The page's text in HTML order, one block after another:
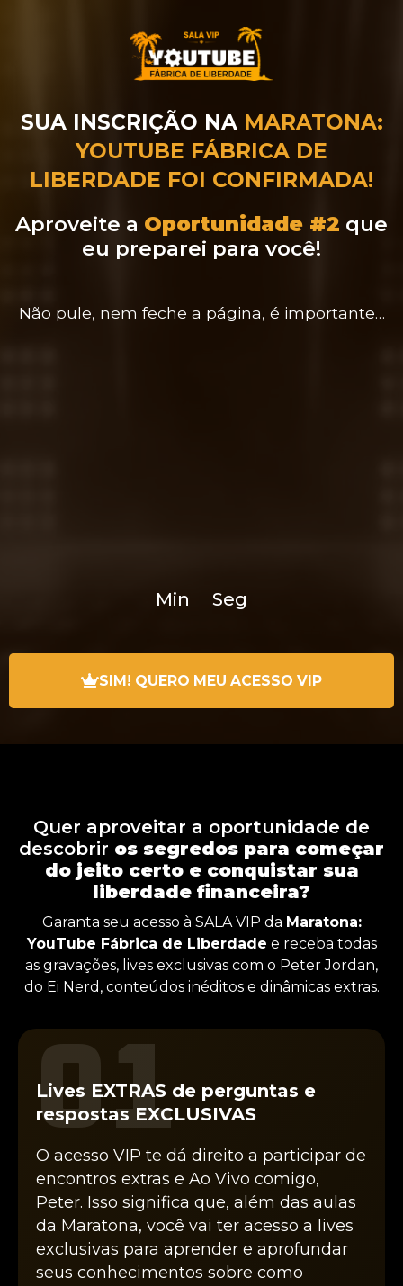
SUA INSCRIÇÃO NA MARATONA:
YOUTUBE FÁBRICA DE
LIBERDADE FOI CONFIRMADA!
Aproveite a Oportunidade #2 que
eu preparei para você!
Não pule, nem feche a página, é importante…
Min Seg
SIM! QUERO MEU ACESSO VIP
Quer aproveitar a oportunidade de
descobrir os segredos para começar
do jeito certo e conquistar sua
liberdade financeira?
Garanta seu acesso à SALA VIP da Maratona:
YouTube Fábrica de Liberdade e receba todas
as gravações, lives exclusivas com o Peter Jordan,
do Ei Nerd, conteúdos inéditos e dinâmicas extras.
01
Lives EXTRAS de perguntas e
respostas EXCLUSIVAS
O acesso VIP te dá direito a participar de
encontros extras e Ao Vivo comigo,
Peter. Isso significa que, além das aulas
da Maratona, você vai ter acesso a lives
exclusivas para aprender e aprofundar
seus conhecimentos sobre como